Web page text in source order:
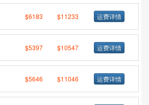
$6183 $11233 运费详情
$5397 $10547 运费详情
$5646 $11046 运费详情